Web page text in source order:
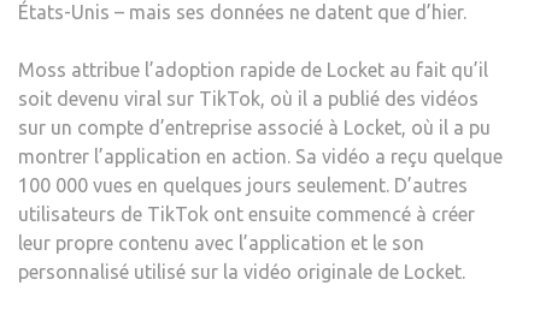
États-Unis – mais ses données ne datent que d’hier.
Moss attribue l’adoption rapide de Locket au fait qu’il
soit devenu viral sur TikTok, où il a publié des vidéos
sur un compte d’entreprise associé à Locket, où il a pu
montrer l’application en action. Sa vidéo a reçu quelque
100 000 vues en quelques jours seulement. D’autres
utilisateurs de TikTok ont ​​ensuite commencé à créer
leur propre contenu avec l’application et le son
personnalisé utilisé sur la vidéo originale de Locket.